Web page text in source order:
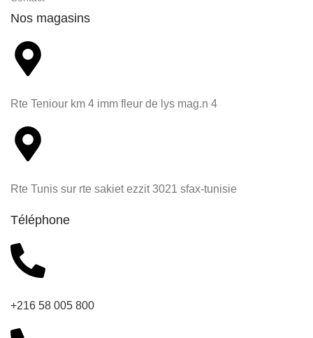
Nos magasins
Rte Teniour km 4 imm fleur de lys mag.n 4
Rte Tunis sur rte sakiet ezzit 3021 sfax-tunisie
Téléphone
+216 58 005 800